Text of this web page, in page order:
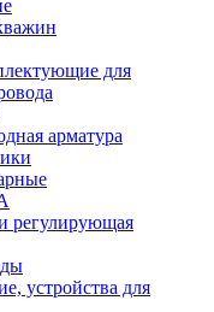
для
арматура
регулирующая
устройства для